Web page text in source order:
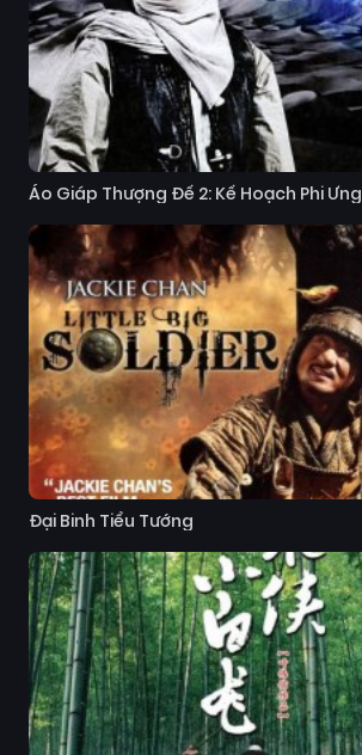
Áo Giáp Thượng Đế 2: Kế Hoạch Phi Ưng
Đại Binh Tiểu Tướng